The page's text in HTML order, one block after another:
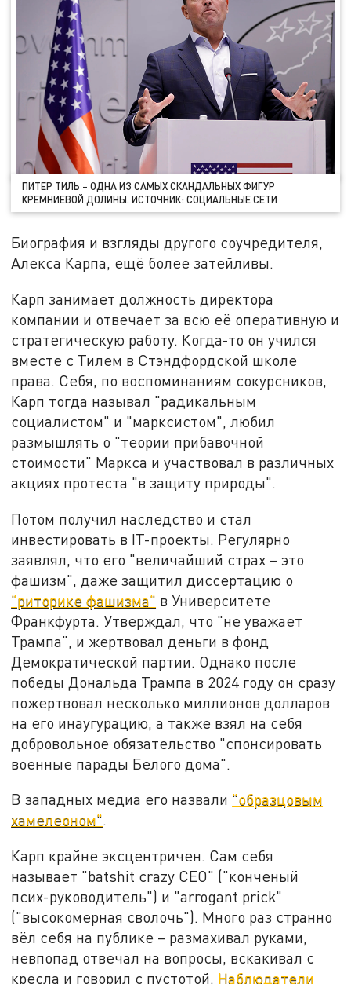
ПИТЕР ТИЛЬ – ОДНА ИЗ САМЫХ СКАНДАЛЬНЫХ ФИГУР
КРЕМНИЕВОЙ ДОЛИНЫ. ИСТОЧНИК: СОЦИАЛЬНЫЕ СЕТИ
Биография и взгляды другого соучредителя,
Алекса Карпа, ещё более затейливы.
Карп занимает должность директора
компании и отвечает за всю её оперативную и
стратегическую работу. Когда-то он учился
вместе с Тилем в Стэндфордской школе
права. Себя, по воспоминаниям сокурсников,
Карп тогда называл "радикальным
социалистом" и "марксистом", любил
размышлять о "теории прибавочной
стоимости" Маркса и участвовал в различных
акциях протеста "в защиту природы".
Потом получил наследство и стал
инвестировать в IT-проекты. Регулярно
заявлял, что его "величайший страх – это
фашизм", даже защитил диссертацию о
"риторике фашизма" в Университете
Франкфурта. Утверждал, что "не уважает
Трампа", и жертвовал деньги в фонд
Демократической партии. Однако после
победы Дональда Трампа в 2024 году он сразу
пожертвовал несколько миллионов долларов
на его инаугурацию, а также взял на себя
добровольное обязательство "спонсировать
военные парады Белого дома".
В западных медиа его назвали "образцовым
хамелеоном".
Карп крайне эксцентричен. Сам себя
называет "batshit crazy CEO" ("конченый
псих-руководитель") и "arrogant prick"
("высокомерная сволочь"). Много раз странно
вёл себя на публике – размахивал руками,
невпопад отвечал на вопросы, вскакивал с
кресла и говорил с пустотой. Наблюдатели